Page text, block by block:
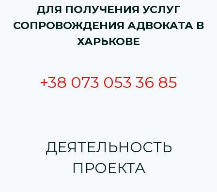
ДЛЯ ПОЛУЧЕНИЯ УСЛУГ
СОПРОВОЖДЕНИЯ АДВОКАТА В
ХАРЬКОВЕ
+38 073 053 36 85
ДЕЯТЕЛЬНОСТЬ
ПРОЕКТА